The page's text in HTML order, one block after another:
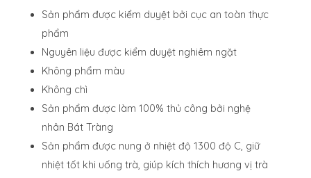
Sản phẩm được kiểm duyệt bởi cục an toàn thực
phẩm
Nguyên liệu được kiểm duyệt nghiêm ngặt
Không phẩm màu
Không chì
Sản phẩm được làm 100% thủ công bởi nghệ
nhân Bát Tràng
Sản phẩm được nung ở nhiệt độ 1300 độ C, giữ
nhiệt tốt khi uống trà, giúp kích thích hương vị trà